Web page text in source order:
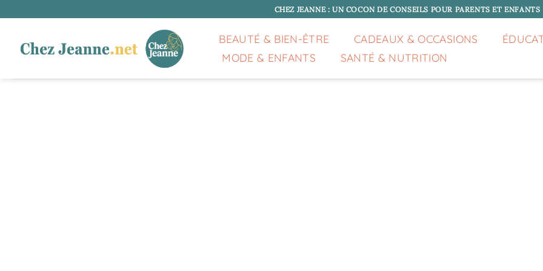
au
CHEZ JEANNE : UN COCON DE CONSEILS POUR PARENTS ET ENFANTS
BEAUTÉ & BIEN-ÊTRE CADEAUX & OCCASIONS
MODE & ENFANTS
SANTÉ & NUTRITION